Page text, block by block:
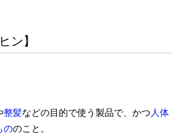
ン】
整髪などの目的で使う製品で、かつ 人体
ののこと。